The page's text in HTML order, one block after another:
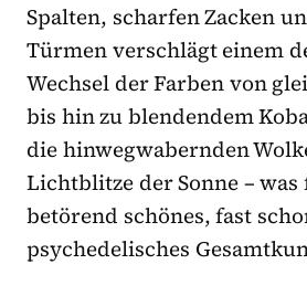
Spalten, scharfen Zacken
Türmen verschlägt einem
Wechsel der Farben von
bis hin zu blendendem
die hinwegwabernden
Lichtblitze der Sonne –
betörend schönes, fast
psychedelisches